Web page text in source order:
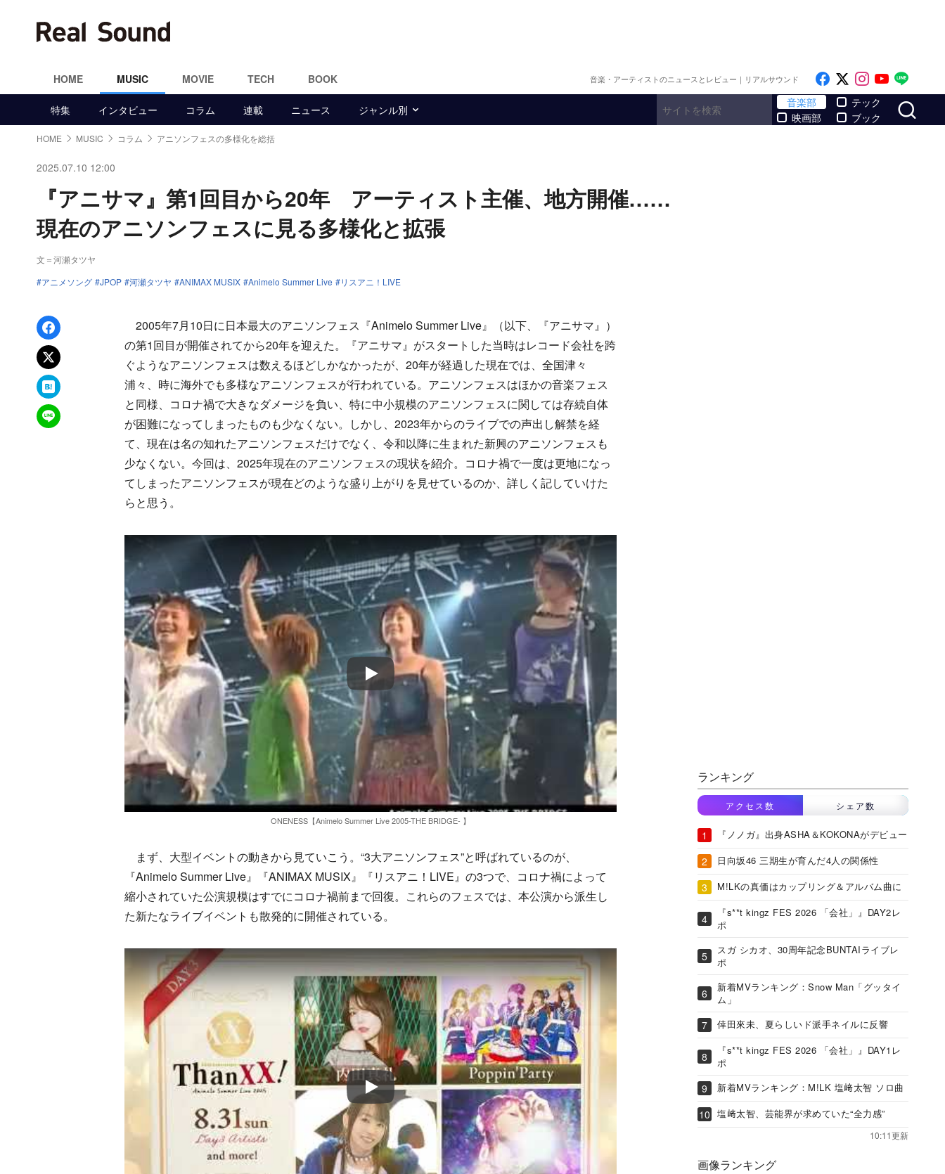
HOME MUSIC MOVIE TECH BOOK 音楽・アーティストのニュースとレビュー｜リアルサウンド Like on Facebook
Follow on x
Follow on
Follow
特集 インタビュー コラム 連載 ニュース ジャンル別
音楽部
映画部
テック
ブック
HOME MUSIC コラム アニソンフェスの多様化を総括
2025.07.10 12:00
『アニサマ』第1回目から20年 アーティスト主催、地方開催……
現在のアニソンフェスに見る多様化と拡張
文＝河瀬タツヤ
アニメソング
JPOP 河瀬タツヤ ANIMAX MUSIX Animelo Summer Live リスアニ！LIVE
Facebookでシェア
xでポスト
はてなブックマーク
LINEで送る
2005年7月10日に日本最大のアニソンフェス『Animelo Summer Live』（以下、『アニサマ』）
の第1回目が開催されてから20年を迎えた。『アニサマ』がスタートした当時はレコード会社を跨
ぐようなアニソンフェスは数えるほどしかなかったが、20年が経過した現在では、全国津々
浦々、時に海外でも多様なアニソンフェスが行われている。アニソンフェスはほかの音楽フェス
と同様、コロナ禍で大きなダメージを負い、特に中小規模のアニソンフェスに関しては存続自体
が困難になってしまったものも少なくない。しかし、2023年からのライブでの声出し解禁を経
て、現在は名の知れたアニソンフェスだけでなく、令和以降に生まれた新興のアニソンフェスも
少なくない。今回は、2025年現在のアニソンフェスの現状を紹介。コロナ禍で一度は更地になっ
てしまったアニソンフェスが現在どのような盛り上がりを見せているのか、詳しく記していけた
らと思う。
ONENESS【Animelo Summer Live 2005-THE BRIDGE- 】
まず、大型イベントの動きから見ていこう。“3大アニソンフェス”と呼ばれているのが、
『Animelo Summer Live』『ANIMAX MUSIX』『リスアニ！LIVE』の3つで、コロナ禍によって
縮小されていた公演規模はすでにコロナ禍前まで回復。これらのフェスでは、本公演から派生し
た新たなライブイベントも散発的に開催されている。
Play
ランキング
アクセス数 シェア数
『ノノガ』出身ASHA＆KOKONAがデビュー
日向坂46 三期生が育んだ4人の関係性
M!LKの真価はカップリング＆アルバム曲に
『s**t kingz FES 2026 「会社」』DAY2レ
ポ
スガ シカオ、30周年記念BUNTAIライブレ
ポ
新着MVランキング：Snow Man「グッタイ
ム」
倖田來未、夏らしいド派手ネイルに反響
『s**t kingz FES 2026 「会社」』DAY1レ
ポ
新着MVランキング：M!LK 塩﨑太智 ソロ曲
塩﨑太智、芸能界が求めていた“全力感”
10:11更新
画像ランキング